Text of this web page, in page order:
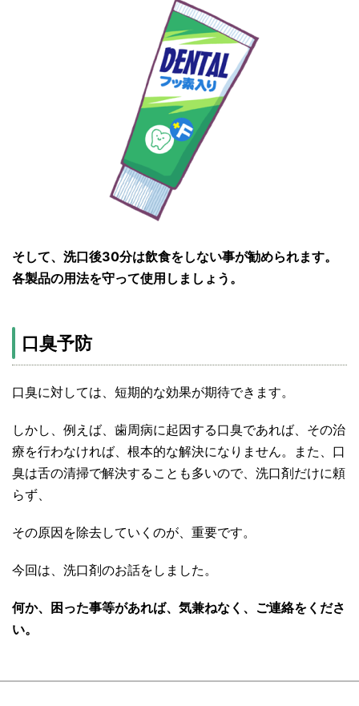
そして、洗口後30分は飲食をしない事が勧められます。
各製品の用法を守って使用しましょう。
口臭予防
口臭に対しては、短期的な効果が期待できます。
しかし、例えば、歯周病に起因する口臭であれば、その治
療を行わなければ、根本的な解決になりません。また、口
臭は舌の清掃で解決することも多いので、洗口剤だけに頼
らず、
その原因を除去していくのが、重要です。
今回は、洗口剤のお話をしました。
何か、困った事等があれば、気兼ねなく、ご連絡をくださ
い。